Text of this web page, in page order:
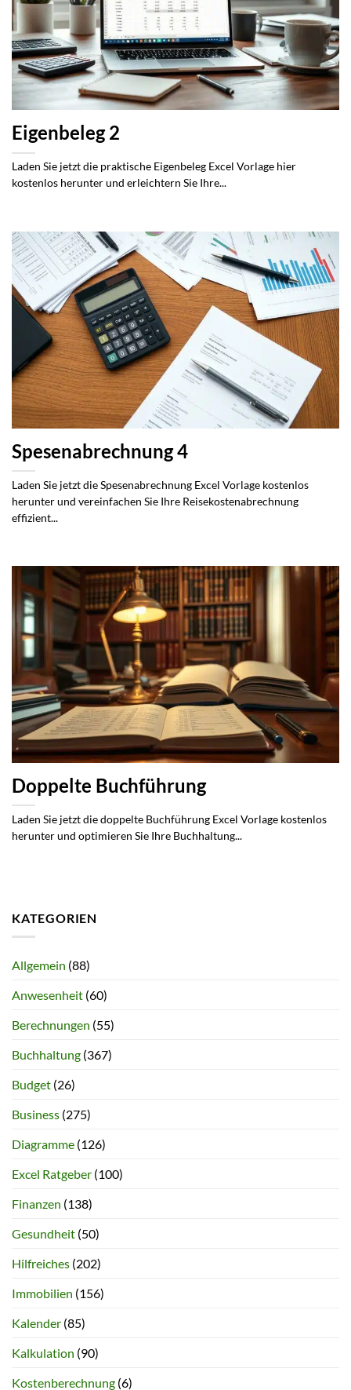
Eigenbeleg 2
Laden Sie jetzt die praktische Eigenbeleg Excel Vorlage hier
kostenlos herunter und erleichtern Sie Ihre...
Spesenabrechnung 4
Laden Sie jetzt die Spesenabrechnung Excel Vorlage kostenlos
herunter und vereinfachen Sie Ihre Reisekostenabrechnung
effizient...
Doppelte Buchführung
Laden Sie jetzt die doppelte Buchführung Excel Vorlage kostenlos
herunter und optimieren Sie Ihre Buchhaltung...
KATEGORIEN
Allgemein (88)
Anwesenheit (60)
Berechnungen (55)
Buchhaltung (367)
Budget (26)
Business (275)
Diagramme (126)
Excel Ratgeber (100)
Finanzen (138)
Gesundheit (50)
Hilfreiches (202)
Immobilien (156)
Kalender (85)
Kalkulation (90)
Kostenberechnung (6)